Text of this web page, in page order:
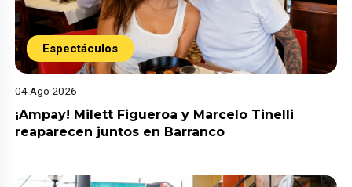
Espectáculos
04 Ago 2026
¡Ampay! Milett Figueroa y Marcelo Tinelli
reaparecen juntos en Barranco